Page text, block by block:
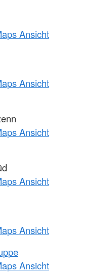
Ansicht
Ansicht
Ansicht
Ansicht
Ansicht
Ansicht